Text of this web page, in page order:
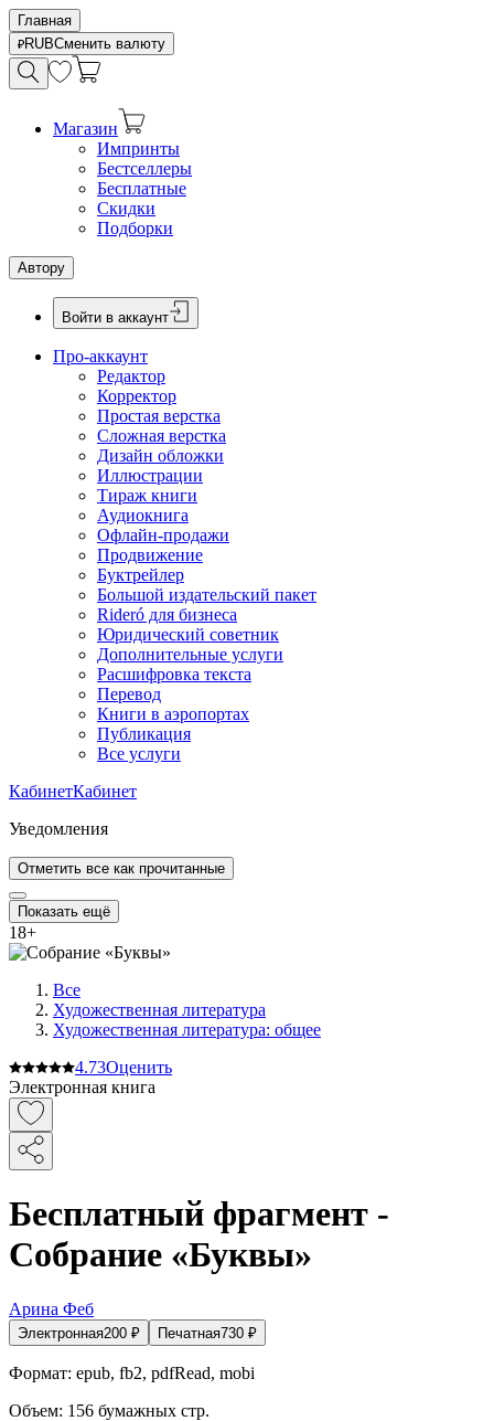
Главная
RUBСменить валюту
Магазин
Импринты
Бестселлеры
Бесплатные
Скидки
Подборки
Автору
Войти в аккаунт
Про-аккаунт
Редактор
Корректор
Простая верстка
Сложная верстка
Дизайн обложки
Иллюстрации
Тираж книги
Аудиокнига
Офлайн-продажи
Продвижение
Буктрейлер
Большой издательский пакет
Rideró для бизнеса
Юридический советник
Дополнительные услуги
Расшифровка текста
Перевод
Книги в аэропортах
Публикация
Все услуги
КабинетКабинет
Уведомления
Отметить все как прочитанные
Показать ещё
18+
Все
Художественная литература
Художественная литература: общее
4.73Оценить
Электронная книга
Бесплатный фрагмент -
Собрание «Буквы»
Арина Феб
Электронная200 ₽ Печатная730 ₽
Формат: epub, fb2, pdfRead, mobi
Объем: 156 бумажных стр.